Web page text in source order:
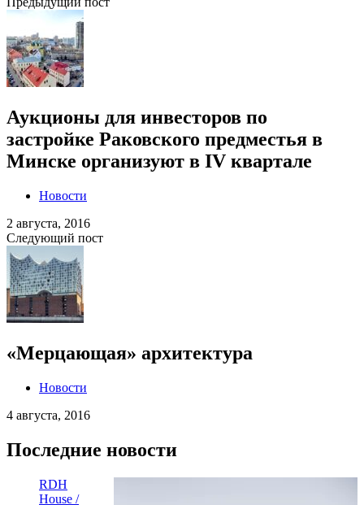
Аукционы для инвесторов по
застройке Раковского предместья в
Минске организуют в IV квартале
Новости
2 августа, 2016
Следующий пост
«Мерцающая» архитектура
Новости
4 августа, 2016
Последние новости
RDH
House /